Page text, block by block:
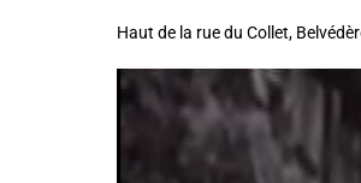
Haut de la rue du Collet,